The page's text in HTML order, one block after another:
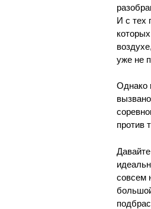
И с тех
уже не
Однако
против
совсем